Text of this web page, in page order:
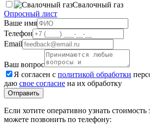
Свалочный газ
Опросный лист
Ваше имя
Телефон
Email
Ваш вопрос
Я согласен с политикой обработки
даю свое согласие на их обработку
Отправить
Если хотите оперативно узнать
можете позвонить по телефону: